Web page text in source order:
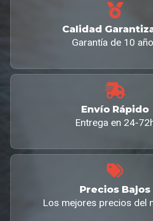
Calidad
Garantía de 10
Envío Rápido
Entrega en 24-
Precios Bajos
Los mejores precios del